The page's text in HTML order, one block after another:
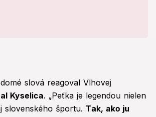
slová reagoval Vlhovej
Kyselica. „Peťka je legendou nielen
slovenského športu. Tak, ako ju